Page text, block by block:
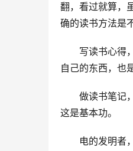
翻，看过就算，
确的读书方法是
写读书心得
自己的东西，也
做读书笔记
这是基本功。
电的发明者